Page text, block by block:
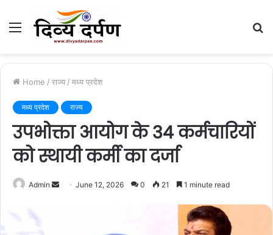
Menu
Home / राज्य / मध्य प्रदेश
मध्य प्रदेश राज्य
उपभोक्ता आयोग के 34 कर्मचारियों
को स्थायी कर्मी का दर्जा
Admin June 12, 2026 0 21 1 minute read